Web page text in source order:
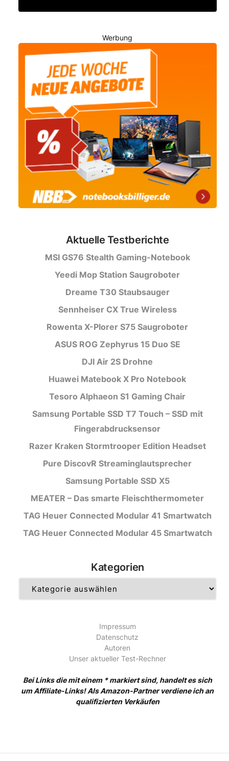
Werbung
Aktuelle Testberichte
MSI GS76 Stealth Gaming-Notebook
Yeedi Mop Station Saugroboter
Dreame T30 Staubsauger
Sennheiser CX True Wireless
Rowenta X-Plorer S75 Saugroboter
ASUS ROG Zephyrus 15 Duo SE
DJI Air 2S Drohne
Huawei Matebook X Pro Notebook
Tesoro Alphaeon S1 Gaming Chair
Samsung Portable SSD T7 Touch – SSD mit
Fingerabdrucksensor
Razer Kraken Stormtrooper Edition Headset
Pure DiscovR Streaminglautsprecher
Samsung Portable SSD X5
MEATER – Das smarte Fleischthermometer
TAG Heuer Connected Modular 41 Smartwatch
TAG Heuer Connected Modular 45 Smartwatch
Kategorien
Impressum
Datenschutz
Autoren
Unser aktueller Test-Rechner
Bei Links die mit einem * markiert sind, handelt es sich
um Affiliate-Links! Als Amazon-Partner verdiene ich an
qualifizierten Verkäufen